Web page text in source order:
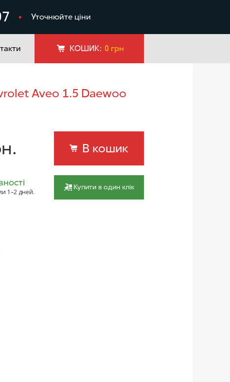
Уточнюйте ціни
КОШИК: 0грн
В кошик
Купити в один клік
1–2 дней.